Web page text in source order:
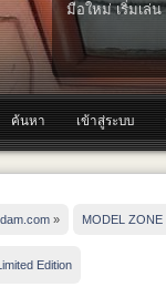
มือใหม่ เริ่มเล่น
ค้นหา เข้าสู่ระบบ
» MODEL ZONE
Edition